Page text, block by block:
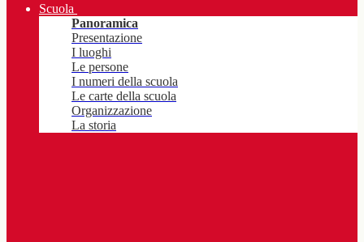
Scuola
Panoramica
Presentazione
I luoghi
Le persone
I numeri della scuola
Le carte della scuola
Organizzazione
La storia